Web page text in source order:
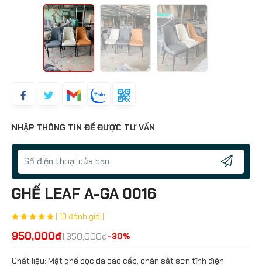
NHẬP THÔNG TIN ĐỂ ĐƯỢC TƯ VẤN
GHẾ LEAF A-GA 0016
( 10 đánh giá )
950,000đ1,350,000đ-30%
Chất liệu: Mặt ghế bọc da cao cấp, chân sắt sơn tĩnh điện